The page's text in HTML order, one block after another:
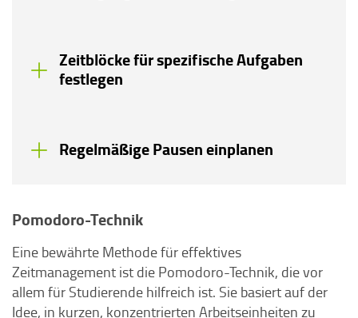
Zeitblöcke für spezifische Aufgaben
festlegen
Regelmäßige Pausen einplanen
Pomodoro-Technik
Eine bewährte Methode für effektives
Zeitmanagement ist die Pomodoro-Technik, die vor
allem für Studierende hilfreich ist. Sie basiert auf der
Idee, in kurzen, konzentrierten Arbeitseinheiten zu